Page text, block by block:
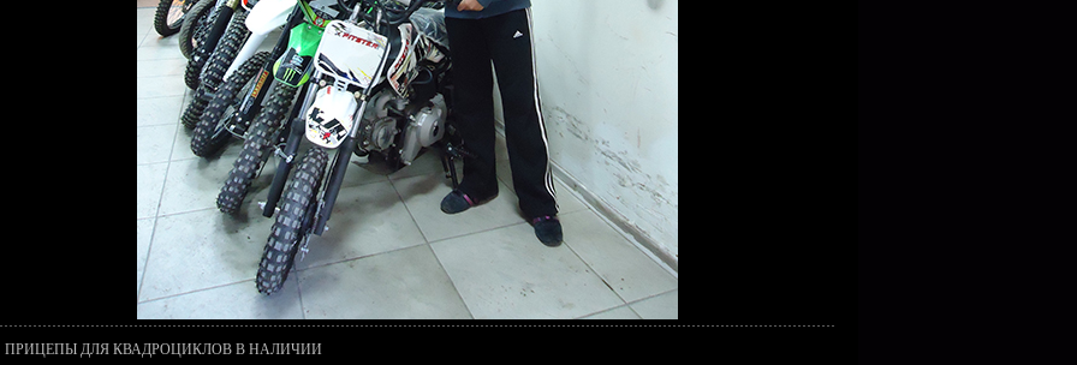
ПРИЦЕПЫ ДЛЯ КВАДРОЦИКЛОВ В НАЛИЧИИ